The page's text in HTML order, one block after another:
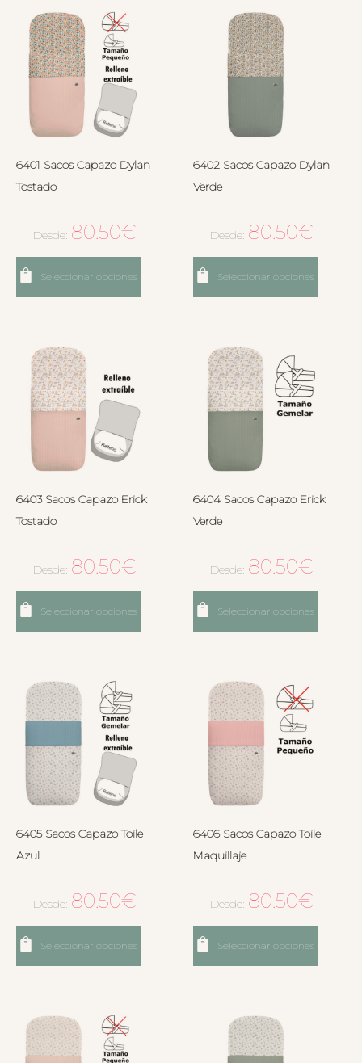
6401 Sacos Capazo Dylan
Tostado
Desde: 80.50€
Seleccionar opciones
6402 Sacos Capazo Dylan
Verde
Desde: 80.50€
Seleccionar opciones
6403 Sacos Capazo Erick
Tostado
Desde: 80.50€
Seleccionar opciones
6404 Sacos Capazo Erick
Verde
Desde: 80.50€
Seleccionar opciones
6405 Sacos Capazo Toile
Azul
Desde: 80.50€
Seleccionar opciones
6406 Sacos Capazo Toile
Maquillaje
Desde: 80.50€
Seleccionar opciones